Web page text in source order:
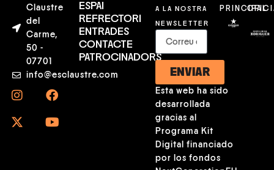
Claustre
del
Carme,
50 -
07701
info@esclaustre.com
ESPAI
REFRECTORI
ENTRADES
CONTACTE
PATROCINADORS
A LA NOSTRA
NEWSLETTER
ENVIAR
Esta web ha sido
desarrollada
gracias al
Programa Kit
Digital financiado
por los fondos
PRINCIPAL